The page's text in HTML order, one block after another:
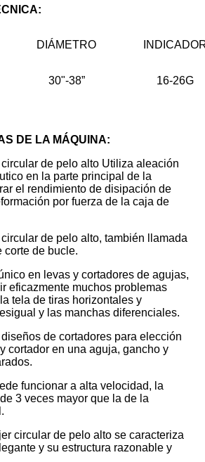
:
DIÁMETRO
30"-38” 16-26G
DE LA MÁQUINA:
de pelo alto Utiliza aleación
en la parte principal de la
el rendimiento de disipación de
por fuerza de la caja de
de pelo alto, también llamada
corte de bucle.
en levas y cortadores de agujas,
eficazmente muchos problemas
tela de tiras horizontales y
y las manchas diferenciales.
de cortadores para elección
cortador en una aguja, gancho y
funcionar a alta velocidad, la
3 veces mayor que la de la
circular de pelo alto se caracteriza
y su estructura razonable y